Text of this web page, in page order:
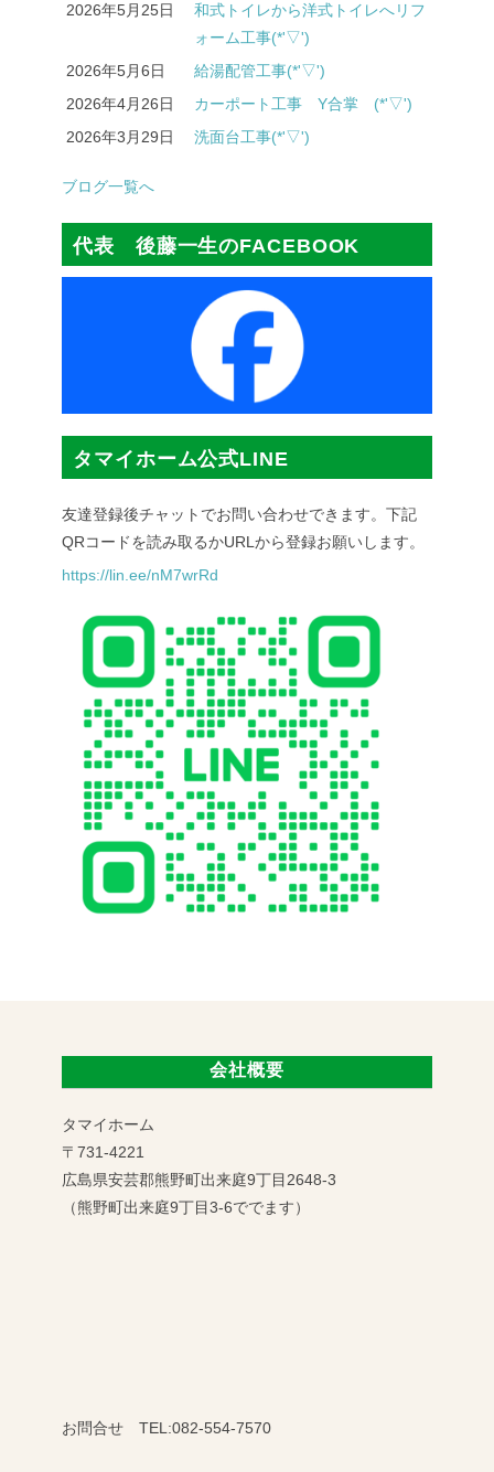
2026年5月25日
和式トイレから洋式トイレへリフ
ォーム工事(*'▽')
2026年5月6日
給湯配管工事(*'▽')
2026年4月26日
カーポート工事 Y合掌 (*'▽')
2026年3月29日
洗面台工事(*'▽')
ブログ一覧へ
代表 後藤一生のFACEBOOK
タマイホーム公式LINE
友達登録後チャットでお問い合わせできます。下記
QRコードを読み取るかURLから登録お願いします。
https://lin.ee/nM7wrRd
会社概要
タマイホーム
〒731-4221
広島県安芸郡熊野町出来庭9丁目2648-3
（熊野町出来庭9丁目3-6ででます）
お問合せ TEL:082-554-7570